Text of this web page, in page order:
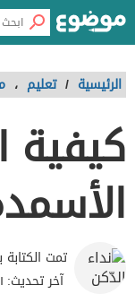
الرئيسية / تعليم ،
كيفية
تمت
آخر تحديث: